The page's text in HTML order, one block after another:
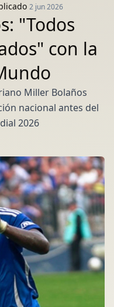
2 jun 2026
"Todos
con la
Miller Bolaños
nacional antes del
2026